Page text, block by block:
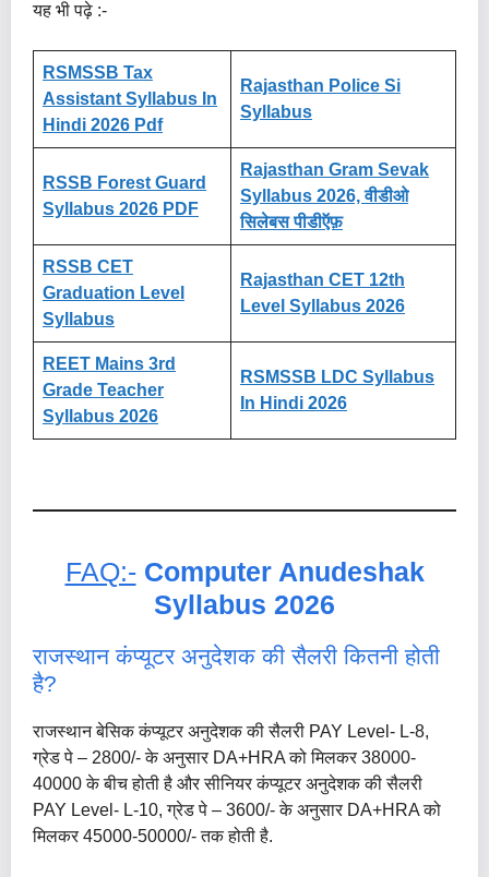
यह भी पढ़े :-
RSMSSB Tax
Assistant Syllabus In
Hindi 2026 Pdf
Rajasthan Police Si
Syllabus
RSSB Forest Guard
Syllabus 2026 PDF
Rajasthan Gram Sevak
Syllabus 2026, वीडीओ
सिलेबस पीडीऍफ़
RSSB CET
Graduation Level
Syllabus
Rajasthan CET 12th
Level Syllabus 2026
REET Mains 3rd
Grade Teacher
Syllabus 2026
RSMSSB LDC Syllabus
In Hindi 2026
FAQ:- Computer Anudeshak
Syllabus 2026
राजस्थान कंप्यूटर अनुदेशक की सैलरी कितनी होती
है?
राजस्थान बेसिक कंप्यूटर अनुदेशक की सैलरी PAY Level- L-8,
ग्रेड पे – 2800/- के अनुसार DA+HRA को मिलकर 38000-
40000 के बीच होती है और सीनियर कंप्यूटर अनुदेशक की सैलरी
PAY Level- L-10, ग्रेड पे – 3600/- के अनुसार DA+HRA को
मिलकर 45000-50000/- तक होती है.